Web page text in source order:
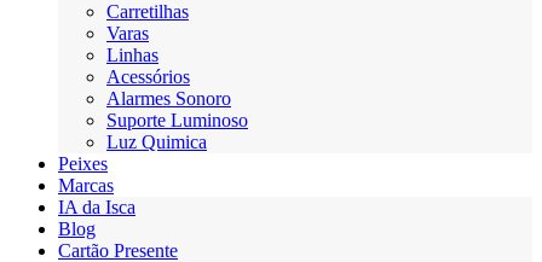
Carretilhas
Varas
Linhas
Acessórios
Alarmes Sonoro
Suporte Luminoso
Luz Quimica
Peixes
Marcas
IA da Isca
Blog
Cartão Presente